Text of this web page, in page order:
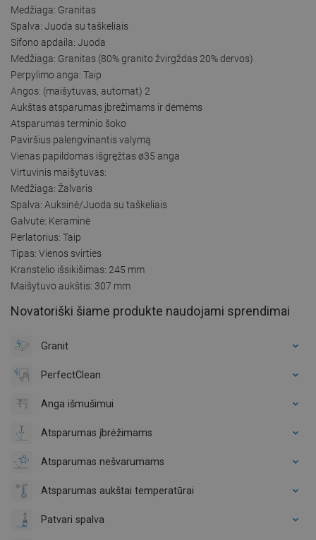
Medžiaga: Granitas
Spalva: Juoda su taškeliais
Sifono apdaila: Juoda
Medžiaga: Granitas (80% granito žvirgždas 20% dervos)
Perpylimo anga: Taip
Angos: (maišytuvas, automat) 2
Aukštas atsparumas įbrėžimams ir dėmėms
Atsparumas terminio šoko
Paviršius palengvinantis valymą
Vienas papildomas išgręžtas ø35 anga
Virtuvinis maišytuvas:
Medžiaga: Žalvaris
Spalva: Auksinė/Juoda su taškeliais
Galvutė: Keraminė
Perlatorius: Taip
Tipas: Vienos svirties
Kranstelio išsikišimas: 245 mm
Maišytuvo aukštis: 307 mm
Novatoriški šiame produkte naudojami sprendimai
Granit
PerfectClean
Anga išmušimui
Atsparumas įbrėžimams
Atsparumas nešvarumams
Atsparumas aukštai temperatūrai
Patvari spalva